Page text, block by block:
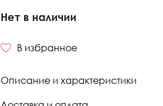
Нет в наличии
В избранное
Описание и характеристики